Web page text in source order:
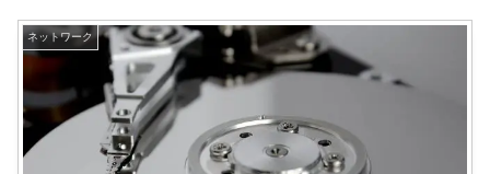
ネットワーク